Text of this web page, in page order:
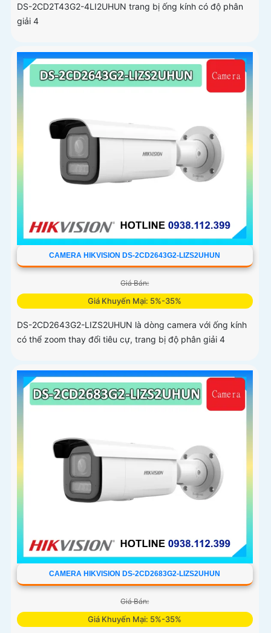
DS-2CD2T43G2-4LI2UHUN trang bị ống kính có độ phân
giải 4
CAMERA HIKVISION DS-2CD2643G2-LIZS2UHUN
Giá Bán:
Giá Khuyến Mại: 5%-35%
DS-2CD2643G2-LIZS2UHUN là dòng camera với ống kính
có thể zoom thay đổi tiêu cự, trang bị độ phân giải 4
CAMERA HIKVISION DS-2CD2683G2-LIZS2UHUN
Giá Bán:
Giá Khuyến Mại: 5%-35%